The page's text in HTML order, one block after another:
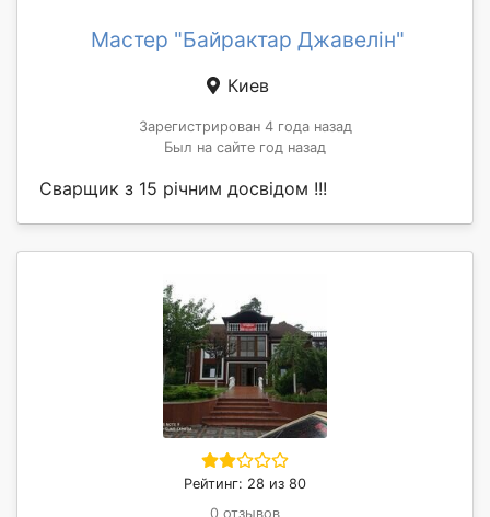
Мастер "Байрактар Джавелін"
Киев
Зарегистрирован 4 года назад
Был на сайте год назад
Сварщик з 15 річним досвідом !!!
Рейтинг: 28 из 80
0 отзывов